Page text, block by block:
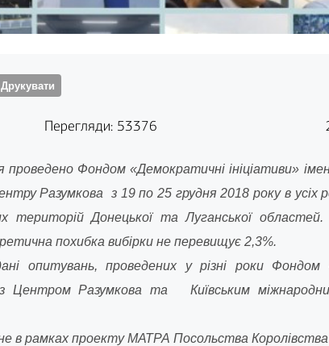
Друкувати
Перегляди: 53376
Фондом «Демократичні ініціативи»
Разумкова з 19 по 25 грудня 2018 року в усіх
територій Донецької та Луганської
похибка вибірки не перевищує 2,3%.
опитувань, проведених у різні роки Фондом
з Центром Разумкова та Київським
в рамках проекту МАТРА Посольства Королівства